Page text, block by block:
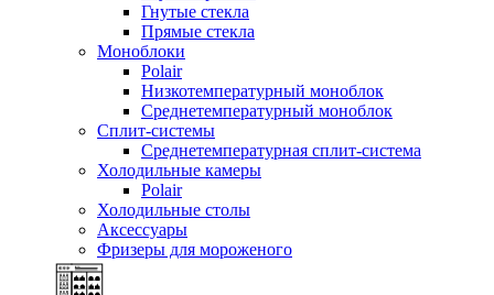
Гнутые стекла
Прямые стекла
Моноблоки
Polair
Низкотемпературный моноблок
Среднетемпературный моноблок
Сплит-системы
Среднетемпературная сплит-система
Холодильные камеры
Polair
Холодильные столы
Аксессуары
Фризеры для мороженого